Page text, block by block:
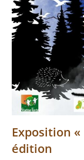
Exposition
édition